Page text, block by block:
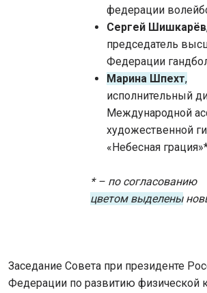
федерации
Сергей Шишкарёв
председатель
Федерации
Марина Шпехт,
исполнительный
Международной
художественной
«Небесная
* – по согласованию
цветом выделены
Заседание Совета при президенте
Федерации по развитию физической